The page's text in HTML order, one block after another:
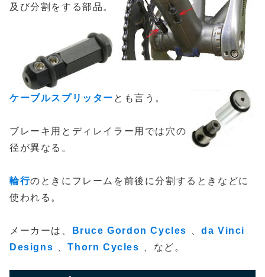
及び分割をする部品。
ケーブルスプリッター とも言う。
ブレーキ用とディレイラー用では穴の
径が異なる。
輪行のときにフレームを前後に分割するときなどに
使われる。
メーカーは、 Bruce Gordon Cycles 、da Vinci
Designs
、Thorn Cycles 、など。